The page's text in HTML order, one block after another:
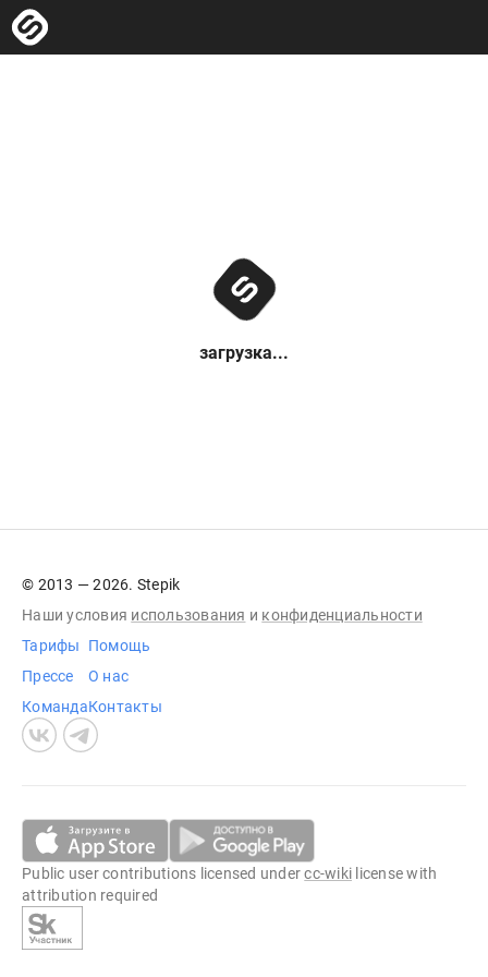
загрузка...
© 2013 — 2026. Stepik
Наши условия использования и конфиденциальности
Тарифы
Прессе
Команда
Помощь
О нас
Контакты
Public user contributions licensed undercc-wiki license with
attribution required